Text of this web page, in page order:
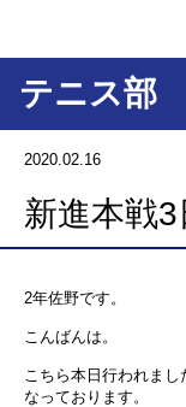
テニス部
2020.02.16
新進本戦
2年佐野です。
こんばんは。
こちら本日行われまし
なっております。